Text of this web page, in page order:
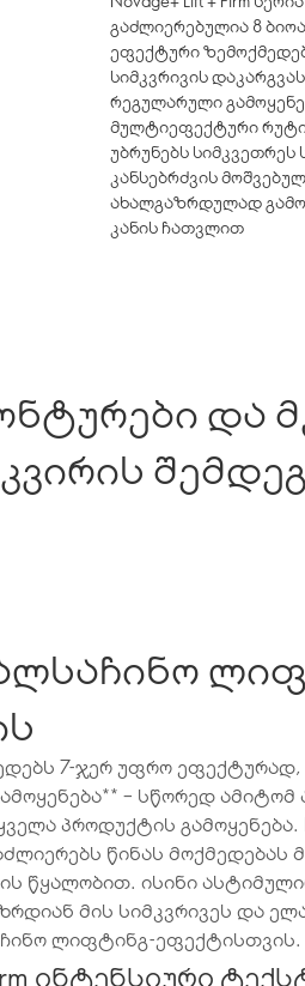
გაძლიერებულია 8
ეფექტური
სიმკვრივის
რეგულარული
მულტიეფექტური
უბრუნებს
კანსებრძვის
ახალგაზრდულად
კანის ჩათვლით
კვირის
7-ჯერ უფრო
– სწორედ ამიტომ
პროდუქტის გამოყენება.
წინას მოქმედებას
წყალობით. ისინი
მის სიმკვრივეს და
ლიფტინგ-ეფექტისთვის.
ინტენსიური